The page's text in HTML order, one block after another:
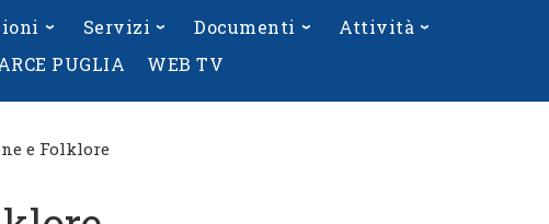
Servizi Documenti
Attività
PUGLIA WEB TV
e Folklore